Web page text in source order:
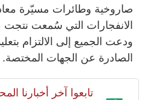
صاروخية وطائرات مسيّرة
الانفجارات التي سُمعت
ودعت الجميع إلى الالتزام
الصادرة عن الجهات المختصة.
تابعوا آخر أخبارنا